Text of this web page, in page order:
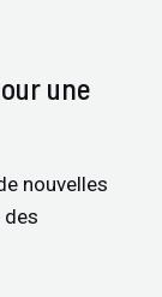
une
nouvelles
des